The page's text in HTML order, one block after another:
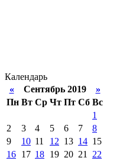
Календарь
«Сентябрь 2019 »
Пн Вт Ср Чт Пт Сб Вс
1
2
3 4 5 6 7
8
9
10 11 12 13 14 15
16 17 18 19 20 21
22